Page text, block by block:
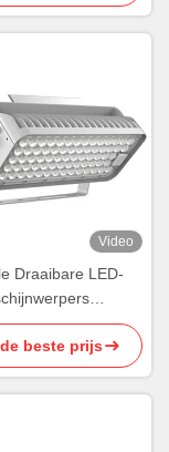
Video
Draaibare LED-
LED-
beste prijs